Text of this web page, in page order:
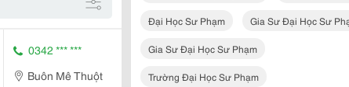
0342 *** ***
Buôn Mê Thuột
Đại Học Sư Phạm Gia Sư Đại Học Sư
Gia Sư Đại Học Sư Phạm
Trường Đại Học Sư Phạm